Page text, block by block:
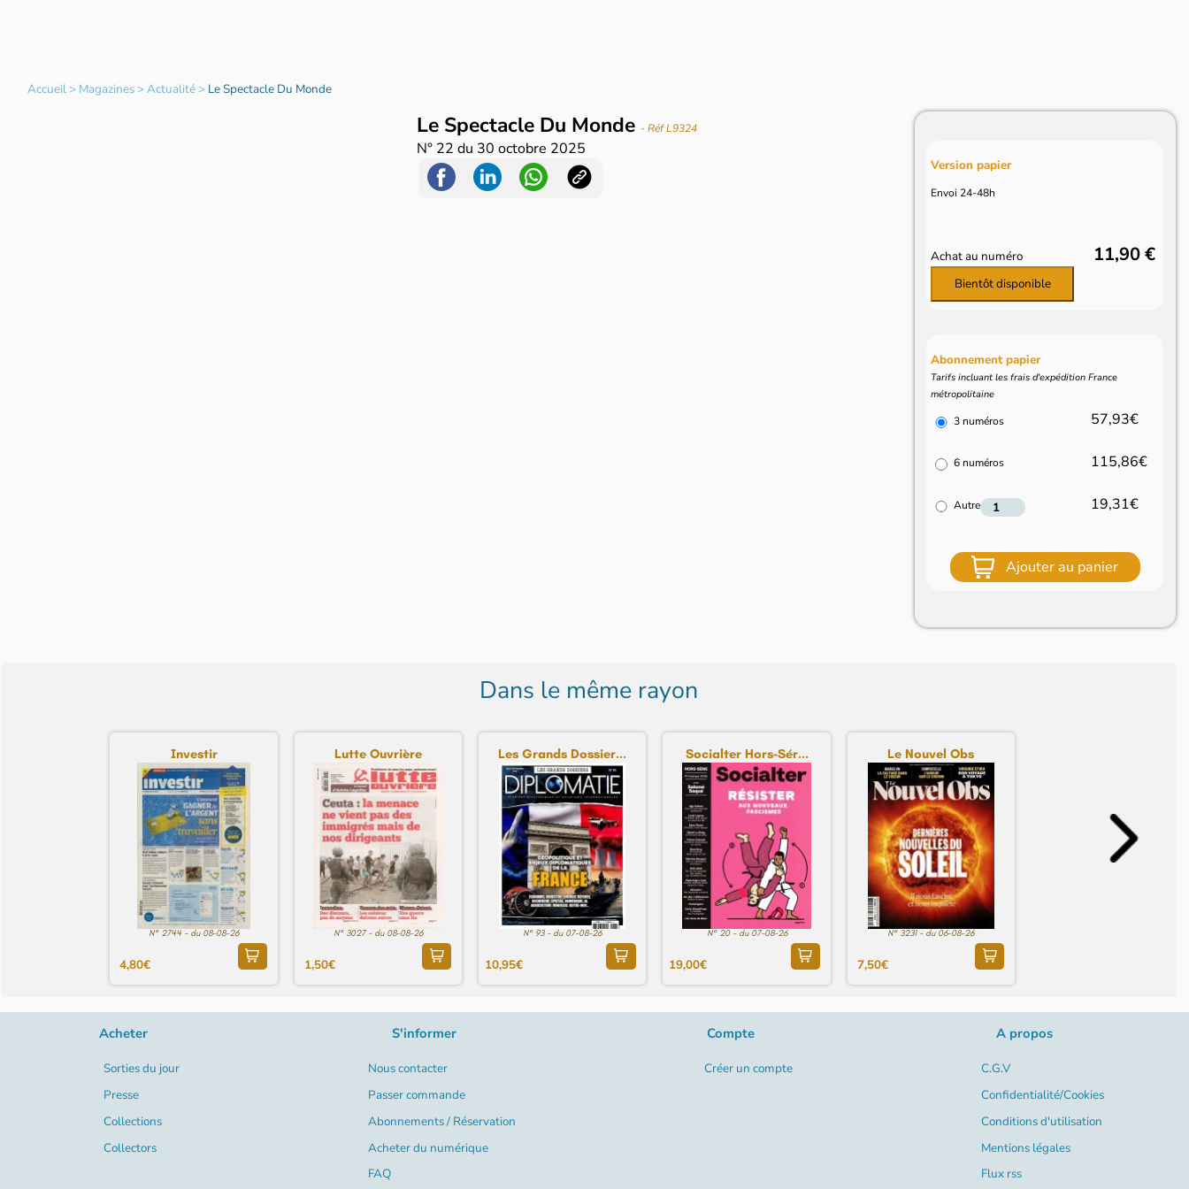
Accueil> Magazines>Actualité> Le Spectacle Du Monde
Le Spectacle Du Monde - Réf L9324
N° 22 du 30 octobre 2025
Version papier
Envoi 24-48h
Achat au numéro 11,90 €
Bientôt disponible
Abonnement papier
Tarifs incluant les frais d'expédition France
métropolitaine
3 numéros 57,93€
6 numéros 115,86€
Autre 19,31€
Ajouter au panier
Dans le même rayon
Investir
N° 2744 - du 08-08-26
4,80€
Lutte Ouvrière
N° 3027 - du 08-08-26
1,50€
Les Grands Dossier...
N° 93 - du 07-08-26
10,95€
Socialter Hors-Sér...
N° 20 - du 07-08-26
19,00€
Le Nouvel Obs
N° 3231 - du 06-08-26
7,50€
Acheter
Sorties du jour
Presse
Collections
Collectors
S'informer
Nous contacter
Passer commande
Abonnements / Réservation
Acheter du numérique
FAQ
Compte
Créer un compte
A propos
C.G.V
Confidentialité/Cookies
Conditions d'utilisation
Mentions légales
Flux rss